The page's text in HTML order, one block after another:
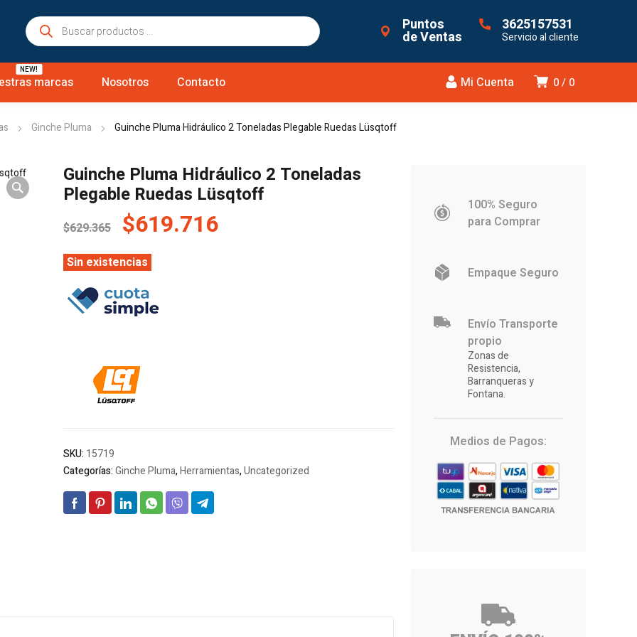
Búsqueda
de
Puntos
de Ventas
3625157531
Servicio al cliente
0 0
Mi Cuenta
marcas
NEW!
Nosotros Contacto
Ginche Pluma Guinche Pluma Hidráulico 2 Toneladas Plegable Ruedas Lüsqtoff
Guinche Pluma Hidráulico 2 Toneladas
Plegable Ruedas Lüsqtoff
$629.365 El
precio
original
era:
$629.365.
$619.716El
Sin existencias
SKU: 15719
Categorías:Ginche Pluma,Herramientas,Uncategorized
100% Seguro
para Comprar
Empaque Seguro
Envío Transporte
propio
Zonas de
Resistencia,
Barranqueras y
Fontana.
Medios de Pagos: